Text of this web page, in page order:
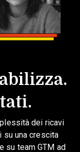
dei ricavi
su una crescita
su team GTM ad